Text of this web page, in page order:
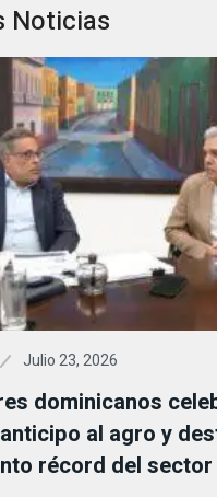
Noticias
Julio 23, 2026
dominicanos
al agro y
récord del sector